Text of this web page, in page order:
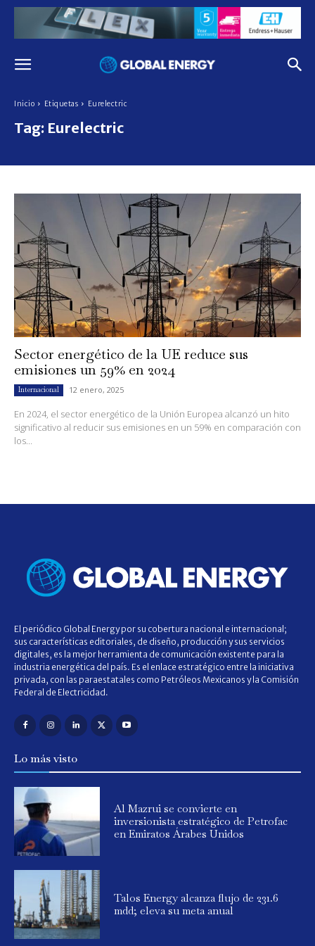
Inicio Etiquetas Eurelectric
Tag: Eurelectric
Sector energético de la UE reduce sus
emisiones un 59% en 2024
Internacional 12 enero, 2025
En 2024, el sector energético de la Unión Europea alcanzó un hito
significativo al reducir sus emisiones en un 59% en comparación con
los...
El periódico Global Energy por su cobertura nacional e internacional;
sus características editoriales, de diseño, producción y sus servicios
digitales, es la mejor herramienta de comunicación existente para la
industria energética del país. Es el enlace estratégico entre la iniciativa
privada, con las paraestatales como Petróleos Mexicanos y la Comisión
Federal de Electricidad.
Lo más visto
Al Mazrui se convierte en
inversionista estratégico de Petrofac
en Emiratos Árabes Unidos
Talos Energy alcanza flujo de 231.6
mdd; eleva su meta anual